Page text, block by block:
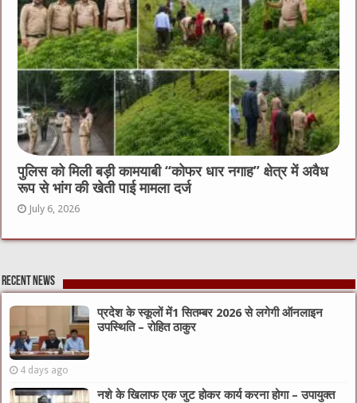
पुलिस को मिली बड़ी कामयाबी “कोफर धार नगाह” क्षेत्र में अवैध
रूप से भांग की खेती पाई मामला दर्ज
July 6, 2026
Recent News
प्रदेश के स्कूलों में1 सितम्बर 2026 से लगेगी ऑनलाइन
उपस्थिति – रोहित ठाकुर
4 days ago
नशे के खिलाफ एक जुट होकर कार्य करना होगा – उपायुक्त